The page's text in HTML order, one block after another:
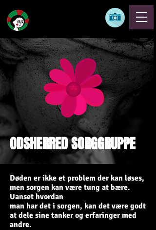
ODSHERRED SORGGRUPPE
Døden er ikke et problem der kan løses,
men sorgen kan være tung at bære.
Uanset hvordan
man har det i sorgen, kan det være godt
at dele sine tanker og erfaringer med
andre.